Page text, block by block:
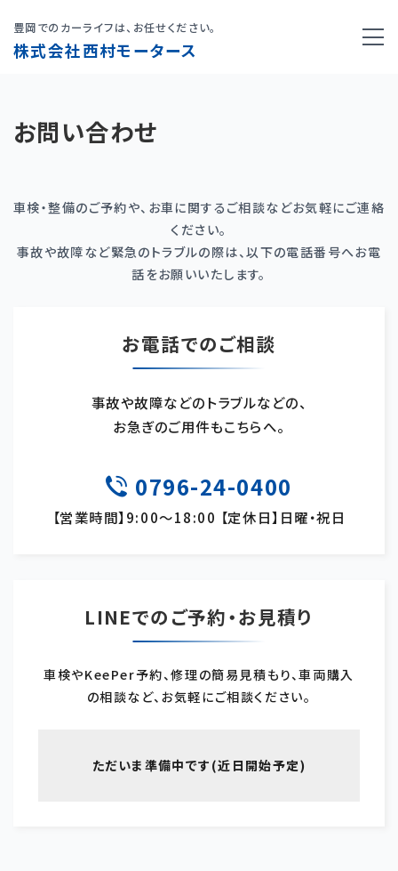
株式会社西村モータース
豊岡でのカーライフは、お任せください。
お問い合わせ
車検・整備のご予約や、お車に関するご相談などお気軽にご連絡
ください。
事故や故障など緊急のトラブルの際は、以下の電話番号へお電
話をお願いいたします。
お電話でのご相談
事故や故障などのトラブルなどの、
お急ぎのご用件もこちらへ。
TEL
0796-24-0400
【営業時間】9:00～18:00 【定休日】日曜・祝日
LINEでのご予約・お見積り
車検やKeePer予約、修理の簡易見積もり、車両購入
の相談など、お気軽にご相談ください。
ただいま準備中です(近日開始予定)